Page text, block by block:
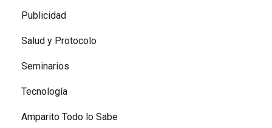
Publicidad
Salud y Protocolo
Seminarios
Tecnología
Amparito Todo lo Sabe